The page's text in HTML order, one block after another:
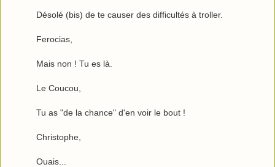
Désolé (bis) de te causer des difficultés à troller.
Ferocias,
Mais non ! Tu es là.
Le Coucou,
Tu as "de la chance" d'en voir le bout !
Christophe,
Ouais...